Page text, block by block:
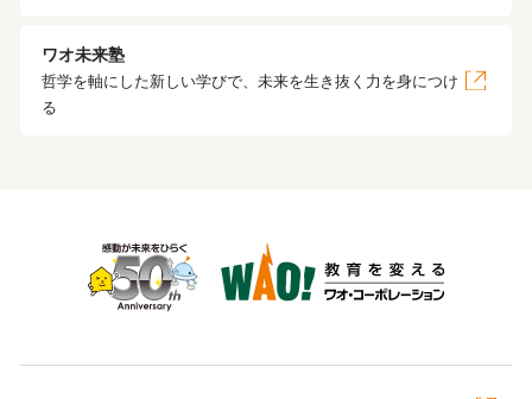
ワオ未来塾
哲学を軸にした新しい学びで、未来を生き抜く力を身につけ
る